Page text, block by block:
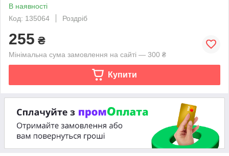
В наявності
Код: 135064
Роздріб
255 ₴
Мінімальна сума замовлення на сайті — 300 ₴
Купити